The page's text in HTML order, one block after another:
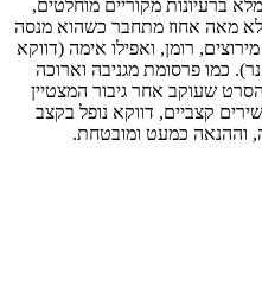
ברעיונות מקוריים מוחלטים,
ולא מאה אחוז מתחבר כשהוא מנסה
רומן, ואפילו אימה (דווקא
כמו פרסומת מגניבה וארוכה
הסרט שעוקב אחר גיבור המצטיין
בחוש הקצב שלו, באמצעותם של 30 שירים קצביים, דווקא נופל בקצב
וההנאה כמעט ומובטחת.